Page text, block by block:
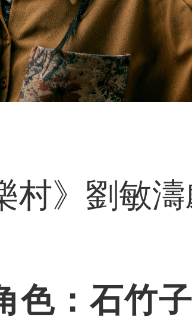
村》劉敏
色：石竹